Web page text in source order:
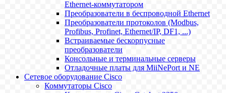
Ethernet-коммутатором
Преобразователи в беспроводной Ethernet
Преобразователи протоколов (Modbus,
Profibus, Profinet, Ethernet/IP, DF1, ...)
Встраиваемые бескорпусные
преобразователи
Консольные и терминальные серверы
Отладочные платы для MiiNePort и NE
Сетевое оборудование Cisco
Коммутаторы Cisco